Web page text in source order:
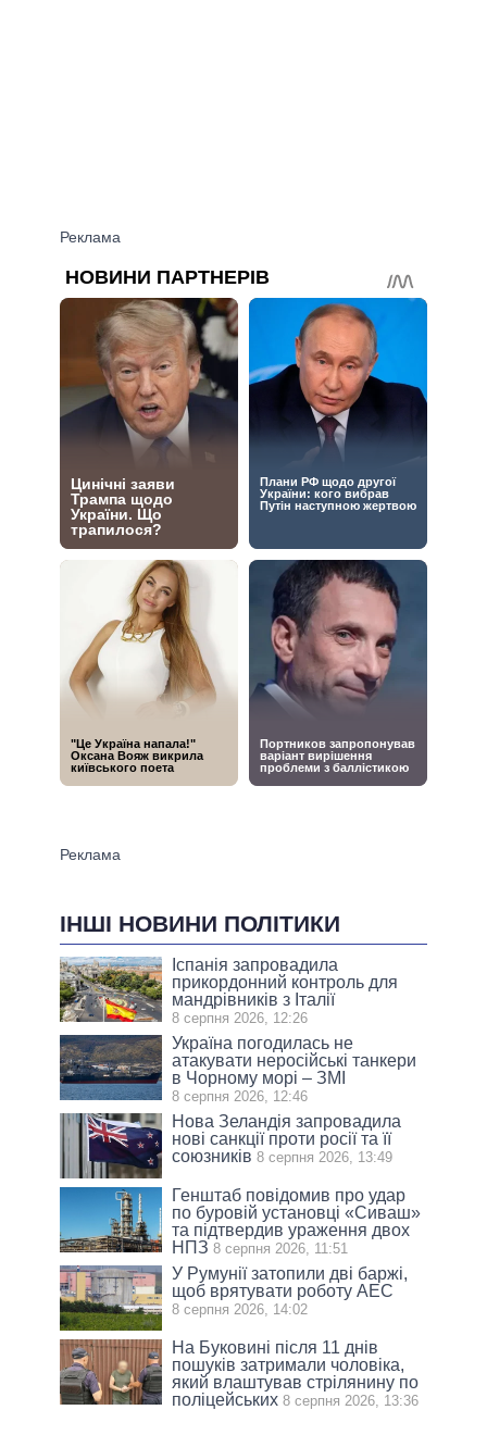
ІНШІ НОВИНИ ПОЛІТИКИ
Іспанія запровадила
прикордонний контроль для
мандрівників з Італії
8 серпня 2026, 12:26
Україна погодилась не
атакувати неросійські танкери
в Чорному морі – ЗМІ
8 серпня 2026, 12:46
Нова Зеландія запровадила
нові санкції проти росії та її
союзників 8 серпня 2026, 13:49
Генштаб повідомив про удар
по буровій установці «Сиваш»
та підтвердив ураження двох
НПЗ 8 серпня 2026, 11:51
У Румунії затопили дві баржі,
щоб врятувати роботу АЕС
8 серпня 2026, 14:02
На Буковині після 11 днів
пошуків затримали чоловіка,
який влаштував стрілянину по
поліцейських 8 серпня 2026, 13:36